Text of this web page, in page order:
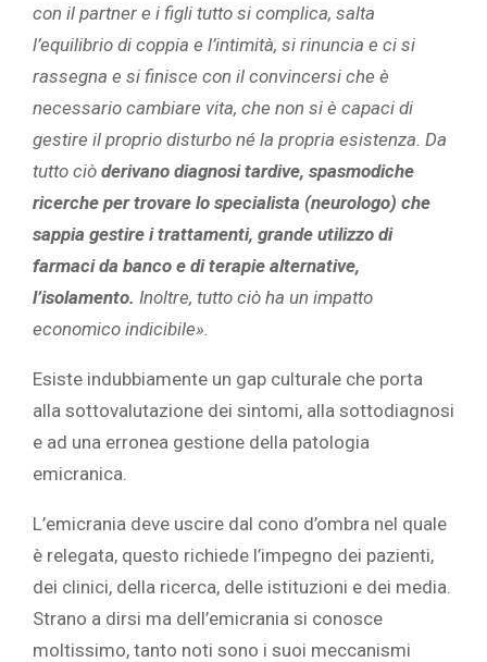
con il partner e i figli tutto si complica, salta
l’equilibrio di coppia e l’intimità, si rinuncia e ci si
rassegna e si finisce con il convincersi che è
necessario cambiare vita, che non si è capaci di
gestire il proprio disturbo né la propria esistenza. Da
tutto ciò derivano diagnosi tardive, spasmodiche
ricerche per trovare lo specialista (neurologo) che
sappia gestire i trattamenti, grande utilizzo di
farmaci da banco e di terapie alternative,
l’isolamento. Inoltre, tutto ciò ha un impatto
economico indicibile».
Esiste indubbiamente un gap culturale che porta
alla sottovalutazione dei sintomi, alla sottodiagnosi
e ad una erronea gestione della patologia
emicranica.
L’emicrania deve uscire dal cono d’ombra nel quale
è relegata, questo richiede l’impegno dei pazienti,
dei clinici, della ricerca, delle istituzioni e dei media.
Strano a dirsi ma dell’emicrania si conosce
moltissimo, tanto noti sono i suoi meccanismi